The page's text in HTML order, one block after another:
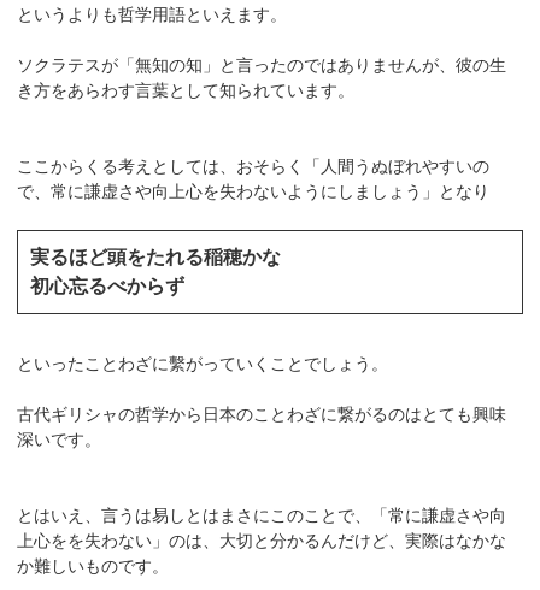
というよりも哲学用語といえます。
ソクラテスが「無知の知」と言ったのではありませんが、彼の生
き方をあらわす言葉として知られています。
ここからくる考えとしては、おそらく「人間うぬぼれやすいの
で、常に謙虚さや向上心を失わないようにしましょう」となり
実るほど頭をたれる稲穂かな
初心忘るべからず
といったことわざに繫がっていくことでしょう。
古代ギリシャの哲学から日本のことわざに繋がるのはとても興味
深いです。
とはいえ、言うは易しとはまさにこのことで、「常に謙虚さや向
上心をを失わない」のは、大切と分かるんだけど、実際はなかな
か難しいものです。